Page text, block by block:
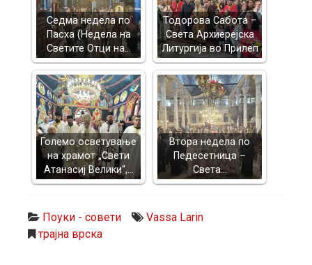
Седма недела по
Пасха (Недела на
Светите Отци на…
Тодорова Сабота –
Света Архиерејска
Литургија во Прилеп
Големо осветување
на храмот „Свети
Атанасиј Велики“,…
Втора недела по
Педесетница –
Света…
Поуки - совети
Vassa Larin
трајна врска